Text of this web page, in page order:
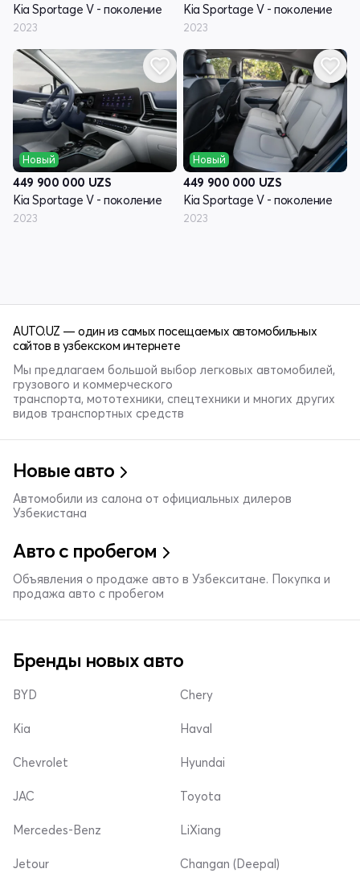
Kia Sportage V - поколение
2023
Kia Sportage V - поколение
2023
Новый
449 900 000 UZS
Kia Sportage V - поколение
2023
Новый
449 900 000 UZS
Kia Sportage V - поколение
2023
AUTO.UZ — один из самых посещаемых автомобильных
сайтов в узбекском интернете
Мы предлагаем большой выбор легковых автомобилей,
грузового и коммерческого
транспорта, мототехники, спецтехники и многих других
видов транспортных средств
Новые авто
Автомобили из салона от официальных дилеров
Узбекистана
Авто с пробегом
Объявления о продаже авто в Узбекситане. Покупка и
продажа авто с пробегом
Бренды новых авто
BYD
Kia
Chevrolet
Chery
Haval
Hyundai
JAC
Mercedes-Benz
Jetour
Toyota
LiXiang
Changan (Deepal)